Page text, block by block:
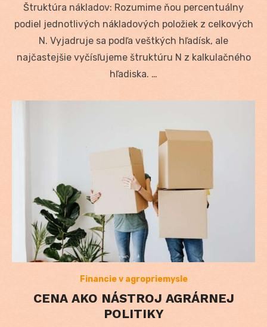
Štruktúra nákladov: Rozumime ňou percentuálny
podiel jednotlivých nákladových položiek z celkových
N. Vyjadruje sa podľa veštkých hľadísk, ale
najčastejšie vyčísľujeme štruktúru N z kalkulačného
hľadiska. …
Financie v agropriemysle
CENA AKO NÁSTROJ AGRÁRNEJ
POLITIKY